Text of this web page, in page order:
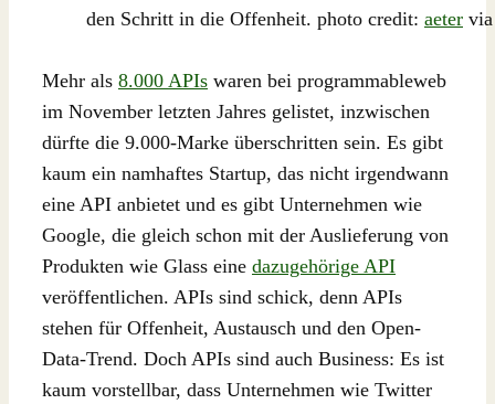
den Schritt in die Offenheit. photo credit: aeter
Mehr als 8.000 APIs waren bei programmableweb
im November letzten Jahres gelistet, inzwischen
dürfte die 9.000-Marke überschritten sein. Es gibt
kaum ein namhaftes Startup, das nicht irgendwann
eine API anbietet und es gibt Unternehmen wie
Google, die gleich schon mit der Auslieferung von
Produkten wie Glass eine dazugehörige API
veröffentlichen. APIs sind schick, denn APIs
stehen für Offenheit, Austausch und den Open-
Data-Trend. Doch APIs sind auch Business: Es ist
kaum vorstellbar, dass Unternehmen wie Twitter